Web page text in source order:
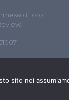
il loro
sito noi